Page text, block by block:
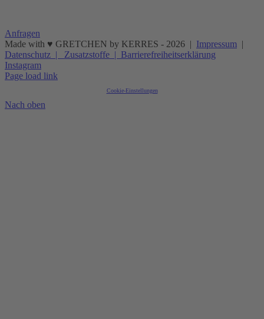
Anfragen
Made with ♥ GRETCHEN by KERRES - 2026 | Impressum |
Datenschutz | Zusatzstoffe | Barrierefreiheitserklärung
Instagram
Page load link
Cookie-Einstellungen
Nach oben